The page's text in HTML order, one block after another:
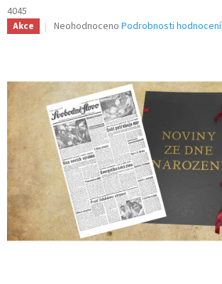
4045
Akce
Průměrné
0,0
5
hvězdiček.
Neohodnoceno Podrobnosti hodnocení